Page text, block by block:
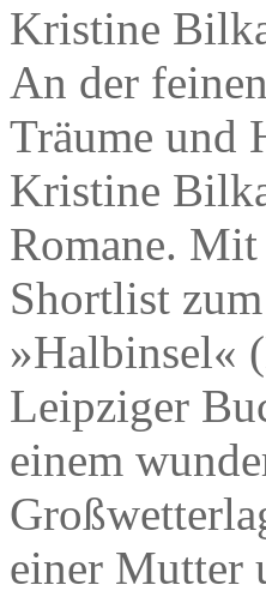
Kristine
An der
Träume und
Kristine
Romane.
Shortlist
»Halbinsel«
Leipziger
einem
einer Mutter